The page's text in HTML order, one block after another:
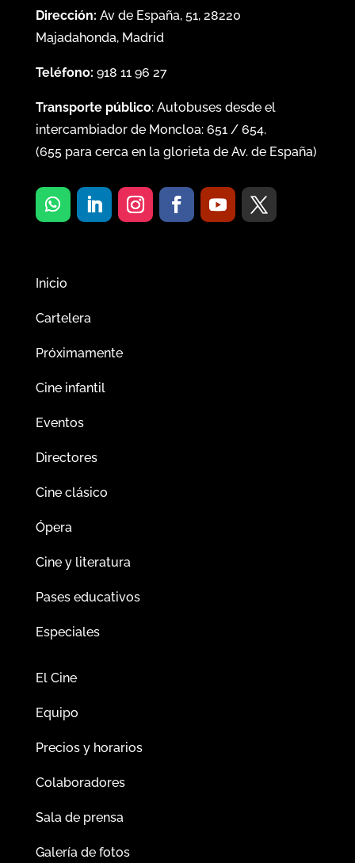
Dirección: Av de España, 51, 28220
Majadahonda, Madrid
Teléfono: 918 11 96 27
Transporte público: Autobuses desde el
intercambiador de Moncloa: 651/ 654.
(655para cerca en la glorieta de Av. de España)
Inicio
Cartelera
Próximamente
Cine infantil
Eventos
Directores
Cine clásico
Ópera
Cine y literatura
Pases educativos
Especiales
El Cine
Equipo
Precios y horarios
Colaboradores
Sala de prensa
Galería de fotos